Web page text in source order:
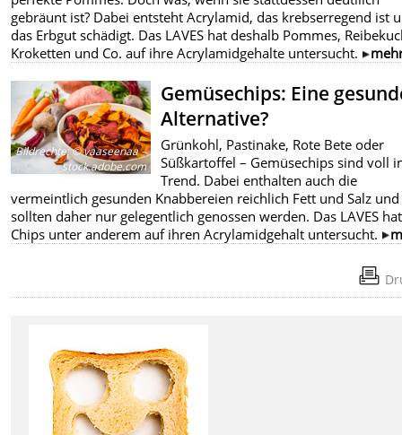
gebräunt ist? Dabei entsteht Acrylamid, das krebserregend ist
das Erbgut schädigt. Das LAVES hat deshalb Pommes,
Kroketten und Co. auf ihre Acrylamidgehalte untersucht.
Bildrechte:© vaaseenaa –
stock.adobe.com
Gemüsechips: Eine
Alternative?
Grünkohl, Pastinake, Rote Bete oder
Süßkartoffel – Gemüsechips sind voll
Trend. Dabei enthalten auch die
vermeintlich gesunden Knabbereien reichlich Fett und Salz und
sollten daher nur gelegentlich genossen werden. Das LAVES
Chips unter anderem auf ihren Acrylamidgehalt untersucht.